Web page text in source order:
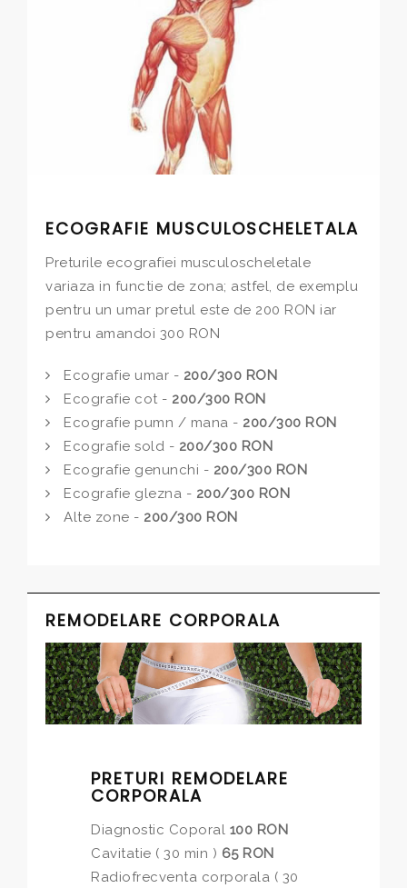
ECOGRAFIE MUSCULOSCHELETALA
Preturile ecografiei musculoscheletale
variaza in functie de zona; astfel, de exemplu
pentru un umar pretul este de 200 RON iar
pentru amandoi 300 RON
Ecografie umar - 200/300 RON
Ecografie cot - 200/300 RON
Ecografie pumn / mana - 200/300 RON
Ecografie sold - 200/300 RON
Ecografie genunchi - 200/300 RON
Ecografie glezna - 200/300 RON
Alte zone - 200/300 RON
REMODELARE CORPORALA
PRETURI REMODELARE
CORPORALA
Diagnostic Coporal 100 RON
Cavitatie ( 30 min ) 65 RON
Radiofrecventa corporala ( 30